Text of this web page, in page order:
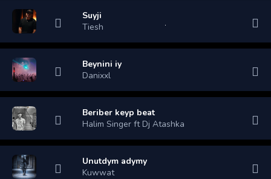
Suyji
Tiesh
Beynini iy
Danixxl
Beriber keyp beat
Halim Singer ft Dj Atashka
Unutdym adymy
Kuwwat